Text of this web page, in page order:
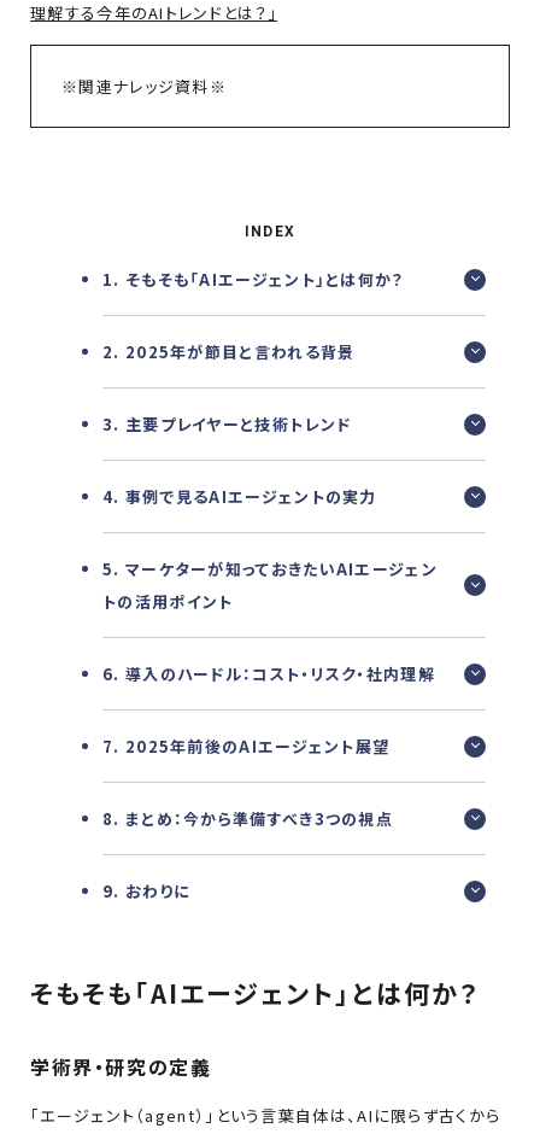
理解する今年のAIトレンドとは？」
※関連ナレッジ資料※
INDEX
1. そもそも「AIエージェント」とは何か？
2. 2025年が節目と言われる背景
3. 主要プレイヤーと技術トレンド
4. 事例で見るAIエージェントの実力
5. マーケターが知っておきたいAIエージェン
トの活用ポイント
6. 導入のハードル：コスト・リスク・社内理解
7. 2025年前後のAIエージェント展望
8. まとめ：今から準備すべき3つの視点
9. おわりに
そもそも「AIエージェント」とは何か？
学術界・研究の定義
「エージェント（agent）」という言葉自体は、AIに限らず古くから